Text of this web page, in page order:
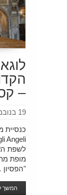
–
19 בנובמבר 2020
לשפת
מופת
המשך